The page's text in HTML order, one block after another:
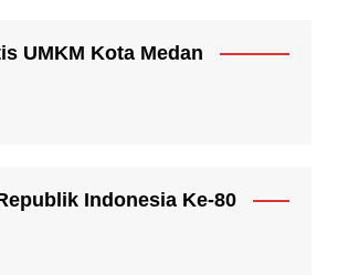
UMKM Kota Medan
Indonesia Ke-80